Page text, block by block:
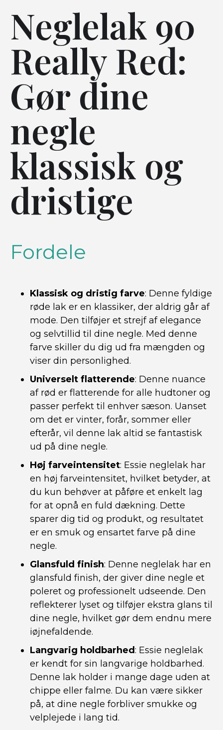
Neglelak 90
Really Red:
Gør dine
negle
klassisk og
dristige
Fordele
Klassisk og dristig farve: Denne fyldige
røde lak er en klassiker, der aldrig går af
mode. Den tilføjer et strejf af elegance
og selvtillid til dine negle. Med denne
farve skiller du dig ud fra mængden og
viser din personlighed.
Universelt flatterende: Denne nuance
af rød er flatterende for alle hudtoner og
passer perfekt til enhver sæson. Uanset
om det er vinter, forår, sommer eller
efterår, vil denne lak altid se fantastisk
ud på dine negle.
Høj farveintensitet: Essie neglelak har
en høj farveintensitet, hvilket betyder, at
du kun behøver at påføre et enkelt lag
for at opnå en fuld dækning. Dette
sparer dig tid og produkt, og resultatet
er en smuk og ensartet farve på dine
negle.
Glansfuld finish: Denne neglelak har en
glansfuld finish, der giver dine negle et
poleret og professionelt udseende. Den
reflekterer lyset og tilføjer ekstra glans til
dine negle, hvilket gør dem endnu mere
iøjnefaldende.
Langvarig holdbarhed: Essie neglelak
er kendt for sin langvarige holdbarhed.
Denne lak holder i mange dage uden at
chippe eller falme. Du kan være sikker
på, at dine negle forbliver smukke og
velplejede i lang tid.